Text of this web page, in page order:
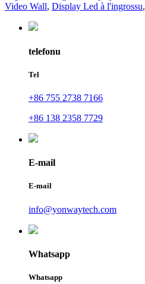
Video Wall, Display Led à l'ingrossu,
telefonu
Tel
+86 755 2738 7166
+86 138 2358 7729
E-mail
E-mail
info@yonwaytech.com
Whatsapp
Whatsapp